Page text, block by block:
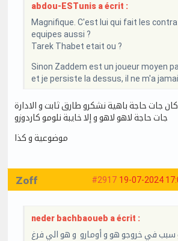
abdou-ESTunis a écrit :
Magnifique. C'est lui qui fait les
equipes aussi ?
Tarek Thabet etait ou ?
Sinon Zaddem est un joueur moyen
et je persiste la dessus, il ne m'a
جات حاجة باهية نشكرو طارق ثابت و الادارة
جات حاجة لاهو لاهو و إلا خايبة نلومو كاردوزو
موضوعية و كذا
#2917 19-07-2024
Zoff
neder bachbaoueb a écrit :
سبب في خروجو هو و أومارو و هو الي فرغ